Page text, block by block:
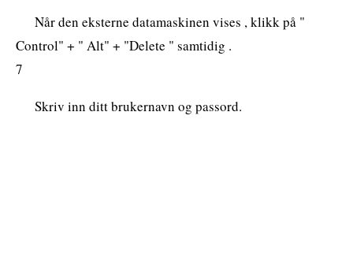
Når den eksterne datamaskinen vises , klikk på "
Control" + " Alt" + "Delete " samtidig .
7
Skriv inn ditt brukernavn og passord.